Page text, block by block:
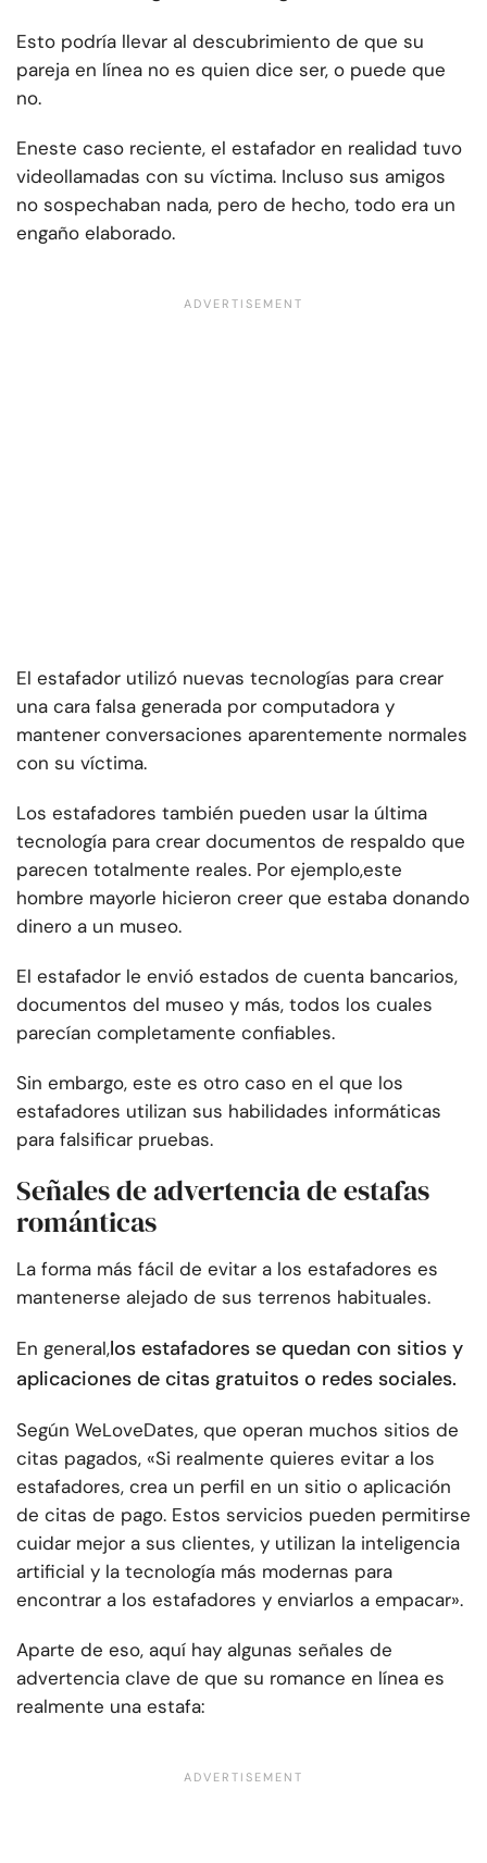
Esto podría llevar al descubrimiento de que su
pareja en línea no es quien dice ser, o puede que
no.
Eneste caso reciente, el estafador en realidad tuvo
videollamadas con su víctima. Incluso sus amigos
no sospechaban nada, pero de hecho, todo era un
engaño elaborado.
El estafador utilizó nuevas tecnologías para crear
una cara falsa generada por computadora y
mantener conversaciones aparentemente normales
con su víctima.
Los estafadores también pueden usar la última
tecnología para crear documentos de respaldo que
parecen totalmente reales. Por ejemplo,este
hombre mayorle hicieron creer que estaba donando
dinero a un museo.
El estafador le envió estados de cuenta bancarios,
documentos del museo y más, todos los cuales
parecían completamente confiables.
Sin embargo, este es otro caso en el que los
estafadores utilizan sus habilidades informáticas
para falsificar pruebas.
Señales de advertencia de estafas
románticas
La forma más fácil de evitar a los estafadores es
mantenerse alejado de sus terrenos habituales.
En general,los estafadores se quedan con sitios y
aplicaciones de citas gratuitos o redes sociales.
Según WeLoveDates, que operan muchos sitios de
citas pagados, «Si realmente quieres evitar a los
estafadores, crea un perfil en un sitio o aplicación
de citas de pago. Estos servicios pueden permitirse
cuidar mejor a sus clientes, y utilizan la inteligencia
artificial y la tecnología más modernas para
encontrar a los estafadores y enviarlos a empacar».
Aparte de eso, aquí hay algunas señales de
advertencia clave de que su romance en línea es
realmente una estafa: